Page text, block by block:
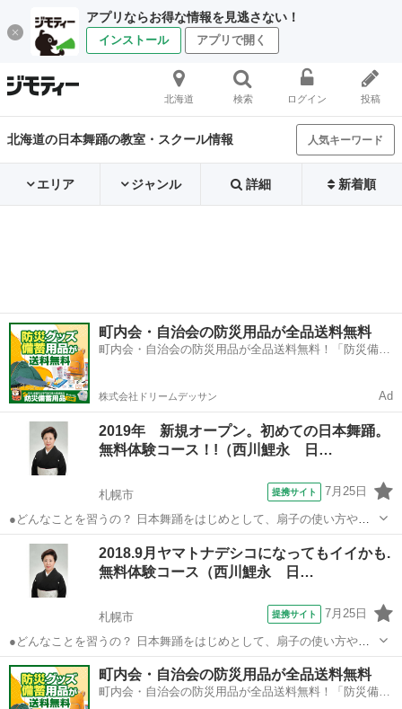
アプリならお得な情報を見逃さない！
インストール アプリで開く
北海道 検索 ログイン 投稿
北海道の日本舞踊の教室・スクール情報 人気キーワード
エリア ジャンル 詳細 新着順
町内会・自治会の防災用品が全品送料無料
町内会・自治会の防災用品が全品送料無料！「防災備蓄
株式会社ドリームデッサン Ad
2019年 新規オープン。初めての日本舞踊。
無料体験コース！!（西川鯉永 日…
札幌市 提携サイト 7月25日
●どんなことを習うの？ 日本舞踊をはじめとして、扇子の使い方や着
物の着付けなどをお稽古します。 もちろん礼儀作法も自然に身につい
ていきます。 お一人おひとり、講師と1対1のお稽古ですので きめ細か
なことまでしっかり身につけ...
北海道 札幌市 日本舞踊
2018.9月ヤマトナデシコになってもイイかも.
無料体験コース（西川鯉永 日…
札幌市 提携サイト 7月25日
●どんなことを習うの？ 日本舞踊をはじめとして、扇子の使い方や着
物の着付けなどをお稽古します。 もちろん礼儀作法も自然に身につい
ていきます。 お一人おひとり、講師と1対1のお稽古ですので きめ細か
なことまでしっかり身につけ...
北海道 札幌市 日本舞踊
町内会・自治会の防災用品が全品送料無料
町内会・自治会の防災用品が全品送料無料！「防災備蓄